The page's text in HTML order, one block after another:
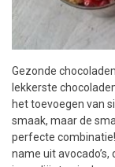
Gezonde
lekkerste
het toevoegen van
smaak, maar de
perfecte
name uit